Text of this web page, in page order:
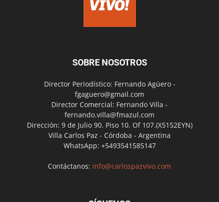
SOBRE NOSOTROS
Director Periodístico: Fernando Agüero -
fgaguero@gmail.com
Director Comercial: Fernando Villa -
fernando.villa@fmazul.com
Dirección: 9 de Julio 90. Piso 10. Of 107.(X5152EYN)
Villa Carlos Paz - Córdoba - Argentina
WhatsApp: +5493541585147
Contáctanos: info@carlospazvivo.com